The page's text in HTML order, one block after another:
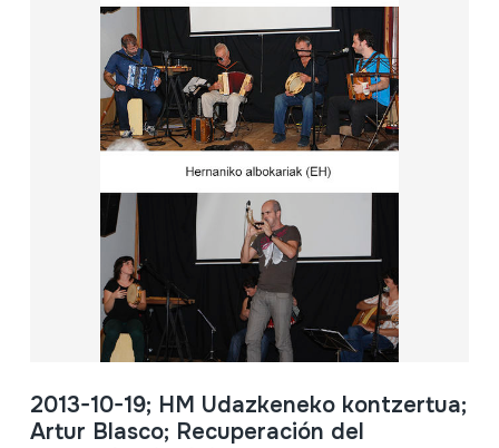
2013-10-19; HM Udazkeneko kontzertua;
Artur Blasco; Recuperación del